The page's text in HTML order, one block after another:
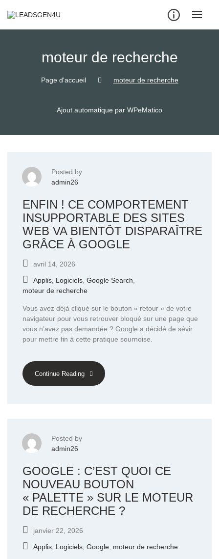
moteur de recherche
Page d'accueil moteur de recherche
Ajout automatique par WPeMatico
Posted by
admin26
ENFIN ! CE COMPORTEMENT
INSUPPORTABLE DES SITES
WEB VA BIENTÔT DISPARAÎTRE
GRÂCE À GOOGLE
avril 14, 2026
Applis, Logiciels Google Search
moteur de recherche
Vous avez déjà cliqué sur le bouton « retour » de votre
navigateur pour vous retrouver bloqué sur une page que
vous n’avez pas demandée ? Google a décidé de sévir
pour mettre fin à cette pratique sournoise.
Continue Reading
Posted by
admin26
GOOGLE : C’EST QUOI CE
NOUVEAU BOUTON
« PALETTE » SUR LE MOTEUR
DE RECHERCHE ?
janvier 22, 2026
Applis, Logiciels Google moteur de recherche